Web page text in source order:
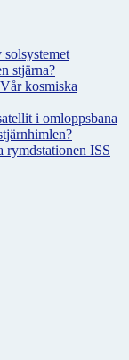
stjärna?
kosmiska
i omloppsbana
rymdstationen ISS